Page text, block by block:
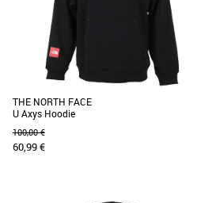
THE NORTH FACE
U Axys Hoodie
100,00 €
60,99 €